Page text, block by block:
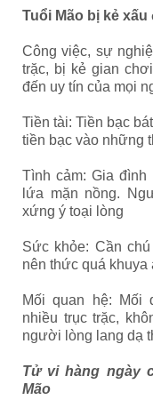
Tuổi Mão bị kẻ
Công việc, sự
trặc, bị kẻ gian
đến uy tín của mọi
Tiền tài: Tiền bạc
tiền bạc vào những
Tình cảm: Gia đình
lứa mặn nồng.
xứng ý toại lòng
Sức khỏe: Cần
nên thức quá
Mối quan hệ: Mối
nhiều trục trặc,
người lòng lang dạ
Tử vi hàng ngày
Mão